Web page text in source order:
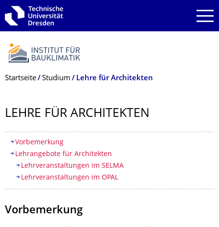
Zur Hauptnavigation springen
Zur Suche springen
Zum Inhalt springen
Breadcrumb-Menü
Startseite Studium Lehre für Architekten
LEHRE FÜR ARCHITEKTEN
Inhaltsverzeichnis
Vorbemerkung
Lehrangebote für Architekten
Lehrveranstaltungen im SELMA
Lehrveranstaltungen im OPAL
Vorbemerkung